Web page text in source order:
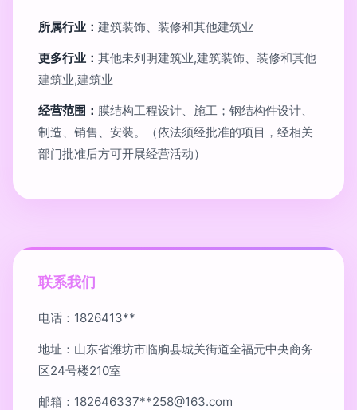
所属行业： 建筑装饰、装修和其他建筑业
更多行业： 其他未列明建筑业,建筑装饰、装修和其他
建筑业,建筑业
经营范围： 膜结构工程设计、施工；钢结构件设计、
制造、销售、安装。（依法须经批准的项目，经相关
部门批准后方可开展经营活动）
联系我们
电话：1826413**
地址：山东省潍坊市临朐县城关街道全福元中央商务
区24号楼210室
邮箱：182646337**258@163.com